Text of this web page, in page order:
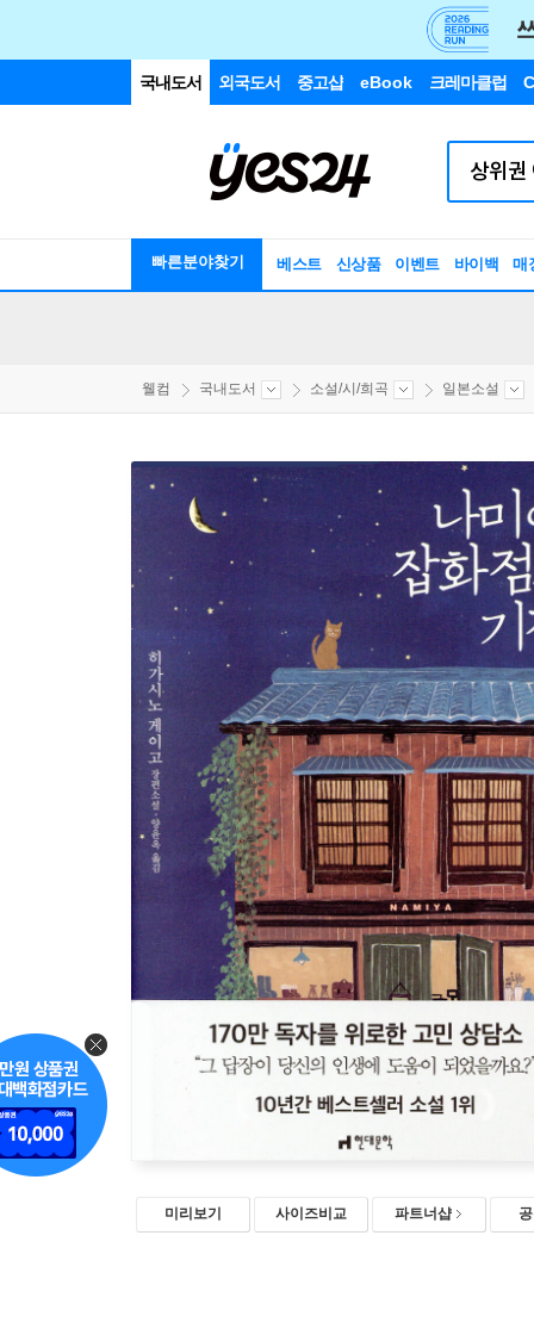
국내도서 외국도서 중고샵 eBook 크레마클럽
빠른분야찾기 베스트 신상품 이벤트 바이백 매
웰컴 국내도서 소설/시/희곡 일본소설
미리보기 사이즈비교 파트너샵